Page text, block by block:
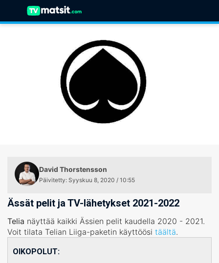
David Thorstensson
Päivitetty: Syyskuu 8, 2020 / 10:55
Ässät pelit ja TV-lähetykset 2021-2022
Telia näyttää kaikki Ässien pelit kaudella 2020 - 2021.
Voit tilata Telian Liiga-paketin käyttöösi täältä.
OIKOPOLUT: